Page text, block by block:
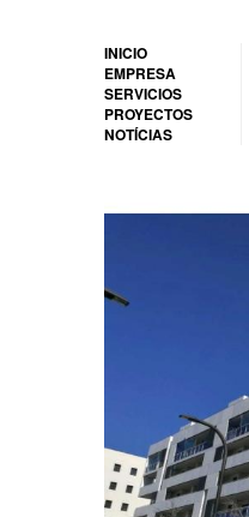
INICIO
EMPRESA
SERVICIOS
PROYECTOS
NOTÍCIAS